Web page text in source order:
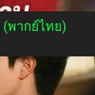
(พากย์ไทย)